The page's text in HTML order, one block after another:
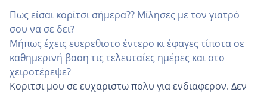
Πως είσαι κορίτσι σήμερα?? Μίλησες με τον γιατρό
σου να σε δει?
Μήπως έχεις ευερεθιστο έντερο κι έφαγες τίποτα σε
καθημερινή βαση τις τελευταίες ημέρες και στο
χειροτέρεψε?
Κοριτσι μου σε ευχαριστω πολυ για ενδιαφερον. Δεν